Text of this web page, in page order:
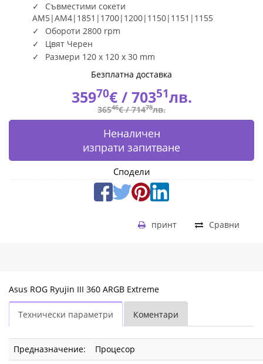
Съвместими сокети
AM5|AM4|1851|1700|1200|1150|1151|1155
Обороти 2800 rpm
Цвят Черен
Размери 120 x 120 x 30 mm
Безплатна доставка
35970€ / 70351лв.
36546€ /71478лв.
Неналичен
изпрати запитване
Сподели
Сравни
принт
Asus ROG Ryujin III 360 ARGB Extreme
Технически параметри Коментари
Предназначение:
Процесор